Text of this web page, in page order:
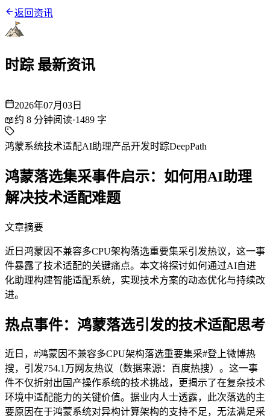
返回资讯
时踪 最新资讯
2026年07月03日
📖约 8 分钟阅读·1489 字
鸿蒙系统技术适配AI助理产品开发时踪DeepPath
鸿蒙落选集采事件启示：如何用AI助理
解决技术适配难题
文章摘要
近日鸿蒙因不兼容多CPU架构落选重要集采引发热议，这一事
件暴露了技术适配的关键痛点。本文将探讨如何通过AI自进
化助理构建智能适配系统，实现技术方案的动态优化与持续改
进。
热点事件：鸿蒙落选引发的技术适配思考
近日，#鸿蒙因不兼容多CPU架构落选重要集采#登上微博热
搜，引发754.1万网友热议（数据来源：百度热搜）。这一事
件不仅折射出国产操作系统的技术挑战，更揭示了在复杂技术
环境中适配能力的关键价值。据业内人士透露，此次落选的主
要原因在于鸿蒙系统对异构计算架构的支持不足，无法满足采